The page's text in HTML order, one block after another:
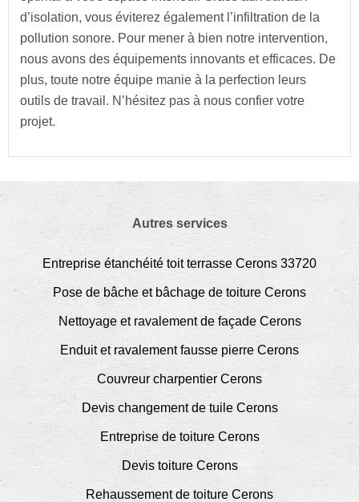
d’isolation, vous éviterez également l’infiltration de la
pollution sonore. Pour mener à bien notre intervention,
nous avons des équipements innovants et efficaces. De
plus, toute notre équipe manie à la perfection leurs
outils de travail. N’hésitez pas à nous confier votre
projet.
Autres services
Entreprise étanchéité toit terrasse Cerons 33720
Pose de bâche et bâchage de toiture Cerons
Nettoyage et ravalement de façade Cerons
Enduit et ravalement fausse pierre Cerons
Couvreur charpentier Cerons
Devis changement de tuile Cerons
Entreprise de toiture Cerons
Devis toiture Cerons
Rehaussement de toiture Cerons